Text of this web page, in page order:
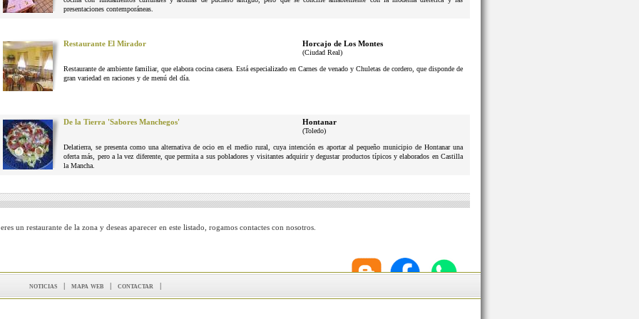
presentaciones contemporáneas.
Restaurante El Mirador Horcajo de Los Montes
(Ciudad Real)
Restaurante de ambiente familiar, que elabora cocina casera. Está especializado en Carnes de venado y Chuletas de cordero, que disponde de
gran variedad en raciones y de menú del día.
De la Tierra 'Sabores Manchegos' Hontanar
(Toledo)
Delatierra, se presenta como una alternativa de ocio en el medio rural, cuya intención es aportar al pequeño municipio de Hontanar una
oferta más, pero a la vez diferente, que permita a sus pobladores y visitantes adquirir y degustar productos típicos y elaborados en Castilla
la Mancha.
un restaurante de la zona y deseas aparecer en este listado, rogamos contactes con nosotros.
noticias | mapa web | contactar |